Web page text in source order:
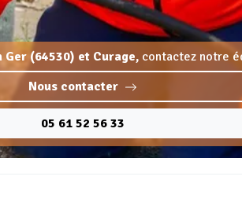
(64530) et Curage, contactez notre
Nous contacter
05 61 52 56 33